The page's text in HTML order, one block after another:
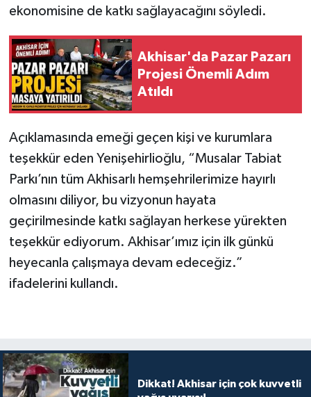
ekonomisine de katkı sağlayacağını söyledi.
Akhisar'da Pazar Pazarı
Projesi Önemli Adım
Atıldı
Açıklamasında emeği geçen kişi ve kurumlara
teşekkür eden Yenişehirlioğlu, “Musalar Tabiat
Parkı’nın tüm Akhisarlı hemşehrilerimize hayırlı
olmasını diliyor, bu vizyonun hayata
geçirilmesinde katkı sağlayan herkese yürekten
teşekkür ediyorum. Akhisar’ımız için ilk günkü
heyecanla çalışmaya devam edeceğiz.”
ifadelerini kullandı.
Dikkat! Akhisar için çok kuvvetli